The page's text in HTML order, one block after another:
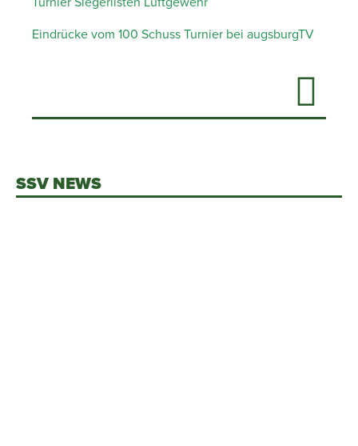
Eindrücke vom 100 Schuss Turnier bei augsburgTV
SSV NEWS